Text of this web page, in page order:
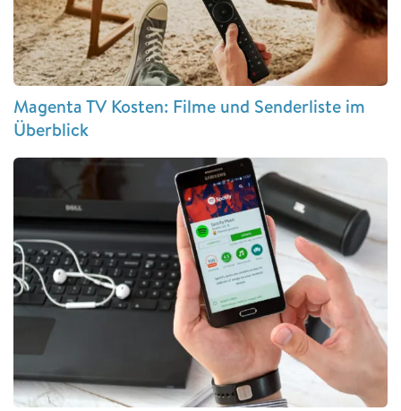
Magenta TV Kosten: Filme und Senderliste im
Überblick